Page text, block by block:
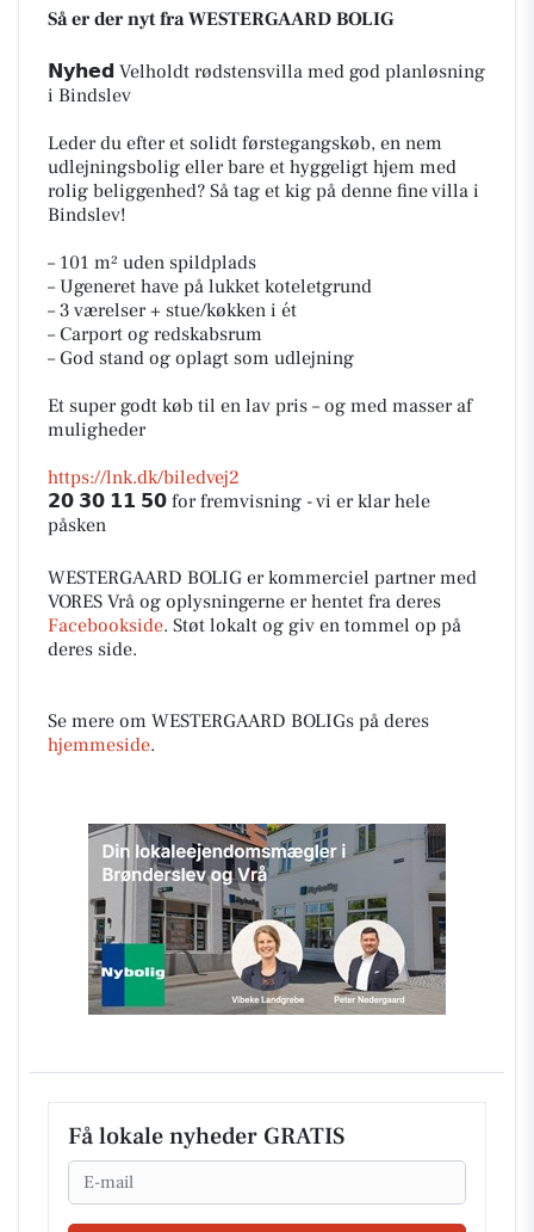
Så er der nyt fra WESTERGAARD BOLIG
𝗡𝘆𝗵𝗲𝗱 Velholdt rødstensvilla med god planløsning
i Bindslev
Leder du efter et solidt førstegangskøb, en nem
udlejningsbolig eller bare et hyggeligt hjem med
rolig beliggenhed? Så tag et kig på denne fine villa i
Bindslev!
– 101 m² uden spildplads
– Ugeneret have på lukket koteletgrund
– 3 værelser + stue/køkken i ét
– Carport og redskabsrum
– God stand og oplagt som udlejning
Et super godt køb til en lav pris – og med masser af
muligheder
https://lnk.dk/biledvej2
𝟮𝟬 𝟯𝟬 𝟭𝟭 𝟱𝟬 for fremvisning - vi er klar hele
påsken
WESTERGAARD BOLIG er kommerciel partner med
VORES Vrå og oplysningerne er hentet fra deres
Facebookside. Støt lokalt og giv en tommel op på
deres side.
Se mere om WESTERGAARD BOLIGs på deres
hjemmeside.
Få lokale nyheder GRATIS
Email